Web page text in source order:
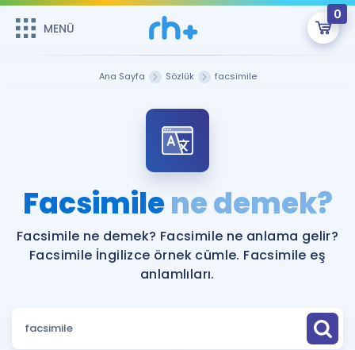
MENÜ
0
ÜYE DEĞİLİM
Sepetin Şu An Boş.
Remzi Hoca ile seni sınava hazırlayacak onlarca eğitim seni
bekliyor!
MENÜ
Faydalı Araçlar
Sözlük
Hakkımızda
Ana Sayfa Sözlük facsimile
Facsimilene demek?
Facsimile ne demek? Facsimile ne anlama gelir?
Facsimile İngilizce örnek cümle. Facsimile eş
anlamlıları.